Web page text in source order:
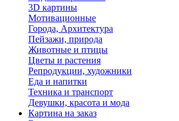
3D картины
Мотивационные
Города, Архитектура
Пейзажи, природа
Животные и птицы
Цветы и растения
Репродукции, художники
Еда и напитки
Техника и транспорт
Девушки, красота и мода
Картина на заказ